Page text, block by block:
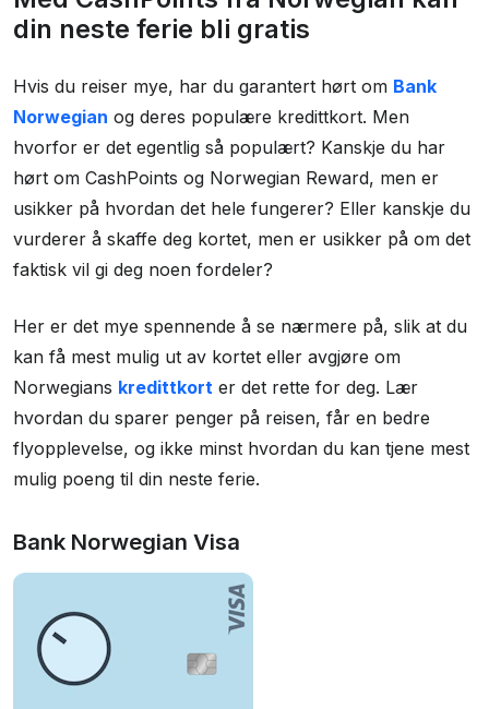
ferie bli gratis
Hva er Norwegian CashPoints?
Hvordan opptjene CashPoints?
Norwegian Reward: Fordelsprogrammet som gir
mer
Dette er noen av belønningene du får med
Norwegian Reward
Slik maksimerer du opptjeningen av CashPoints
Rewards?
Vinst i Freddie Awards 2025
Oppsumering
Spørsmål og svar
din neste ferie bli gratis
Hvis du reiser mye, har du garantert hørt om Bank
Norwegian og deres populære kredittkort. Men
hvorfor er det egentlig så populært? Kanskje du har
hørt om CashPoints og Norwegian Reward, men er
usikker på hvordan det hele fungerer? Eller kanskje du
vurderer å skaffe deg kortet, men er usikker på om det
faktisk vil gi deg noen fordeler?
Her er det mye spennende å se nærmere på, slik at du
kan få mest mulig ut av kortet eller avgjøre om
Norwegians kredittkort er det rette for deg. Lær
hvordan du sparer penger på reisen, får en bedre
flyopplevelse, og ikke minst hvordan du kan tjene mest
mulig poeng til din neste ferie.
Bank Norwegian Visa